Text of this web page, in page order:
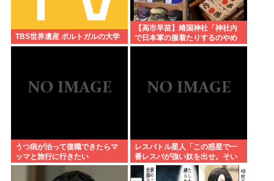
TBS世界遺産 ポルトガルの大学
【高市早苗】靖国神社「神社内
で日本軍の服着たりするのやめ
ろ！」遊就館のお土産屋がこち
うつ病が治って復職できたらマ
ッマと旅行に行きたい
レスバトル星人「この惑星で一
番レスバが強い奴を出せ。そい
つが負けたら滅ぼす」 誰を出
す？